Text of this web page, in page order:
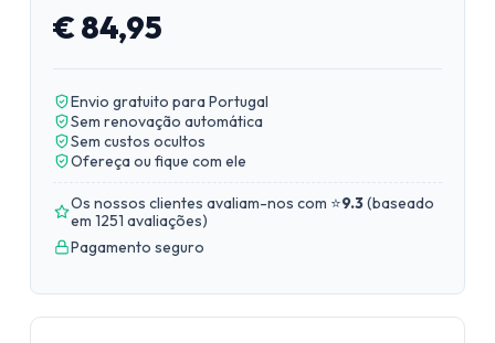
€ 84,95
Envio gratuito para Portugal
Sem renovação automática
Sem custos ocultos
Ofereça ou fique com ele
Os nossos clientes avaliam-nos com ⭐9.3(baseado
em 1251 avaliações)
Pagamento seguro